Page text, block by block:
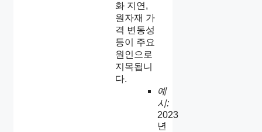
화 지연,
원자재 가
격 변동성
등이 주요
원인으로
지목됩니
다.
예
시:
2023
년